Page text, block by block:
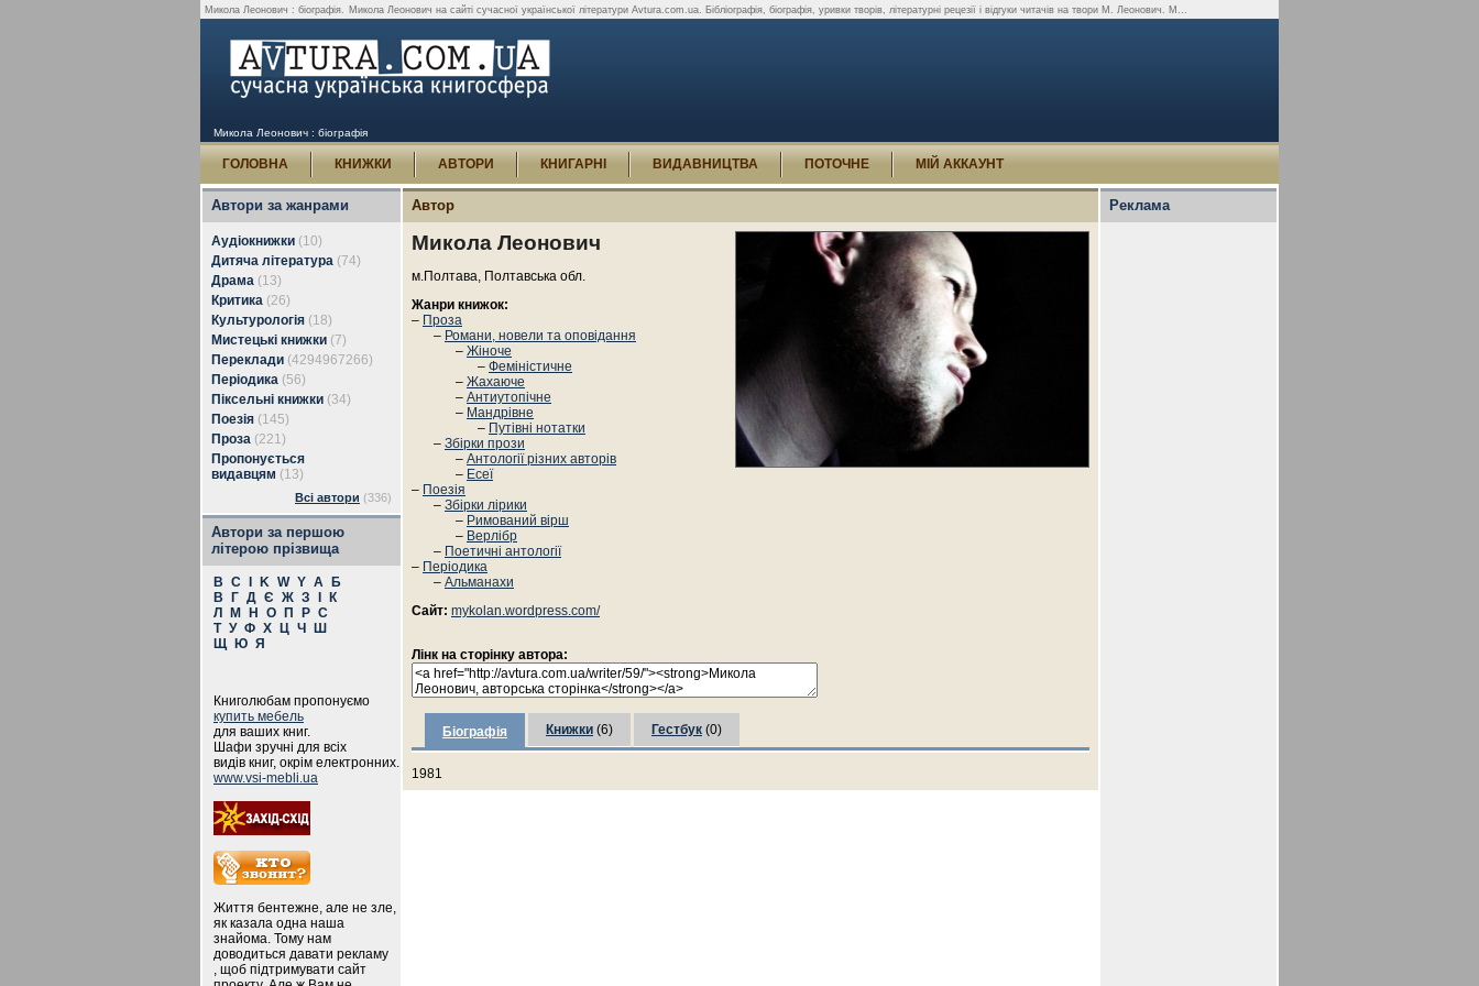
Микола Леонович : біографія. Микола Леонович на сайті сучасної української літератури Avtura.com.ua. Бібліографія, біографія, уривки творів, літературні рецезії і відгуки читачів на твори М. Леонович. М...
Микола Леонович : біографія
ГОЛОВНА КНИЖКИ АВТОРИ КНИГАРНІ ВИДАВНИЦТВА ПОТОЧНЕ МІЙ АККАУНТ
Автори за жанрами
Аудіокнижки (10)
Дитяча література (74)
Драма (13)
Критика (26)
Культурологія (18)
Мистецькі книжки (7)
Переклади (4294967266)
Періодика (56)
Піксельні книжки (34)
Поезія (145)
Проза (221)
Пропонується
видавцям (13)
Всі автори (336)
Автори за першою
літерою прізвища
B C K W Y А
Б
В
Г Д Є Ж З
К
Л
М Н О П Р С
Т У Ф Х Ц Ч
Ш
Щ
Ю Я
Книголюбам пропонуємо
купить мебель
для ваших книг.
Шафи зручні для всіх
видів книг, окрім електронних.
www.vsi-mebli.ua
Життя бентежне, але не зле,
як казала одна наша
знайома. Тому нам
доводиться давати рекламу
, щоб підтримувати сайт
Автор
Микола Леонович
м.Полтава, Полтавська обл.
Жанри книжок:
– Проза
– Романи, новели та оповідання
– Жіноче
– Феміністичне
– Жахаюче
– Антиутопічне
– Мандрівне
– Путівні нотатки
– Збірки прози
– Антології різних авторів
– Есеї
– Поезія
– Збірки лірики
– Римований вірш
– Верлібр
– Поетичні антології
– Періодика
– Альманахи
Сайт: mykolan.wordpress.com/
Лінк на сторінку автора:
Біографія Книжки (6) Гестбук (0)
1981
Реклама